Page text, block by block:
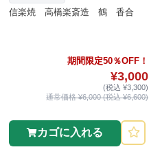
信楽焼 高橋楽斎造 鶴 香合
期間限定50％OFF！
¥3,000
(税込 ¥3,300)
通常価格 ¥6,000 (税込 ¥6,600)
カゴに入れる